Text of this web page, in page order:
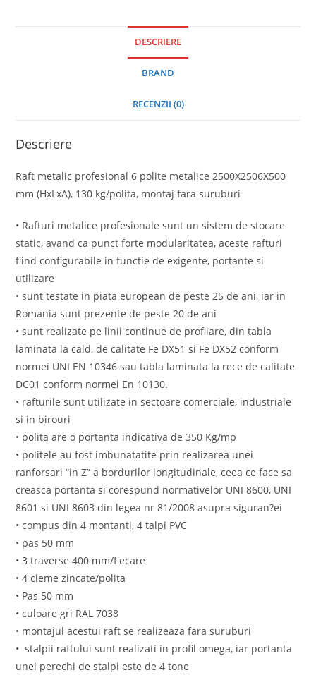
DESCRIERE
BRAND
RECENZII (0)
Descriere
Raft metalic profesional 6 polite metalice 2500X2506X500
mm (HxLxA), 130 kg/polita, montaj fara suruburi
• Rafturi metalice profesionale sunt un sistem de stocare
static, avand ca punct forte modularitatea, aceste rafturi
fiind configurabile in functie de exigente, portante si
utilizare
• sunt testate in piata european de peste 25 de ani, iar in
Romania sunt prezente de peste 20 de ani
• sunt realizate pe linii continue de profilare, din tabla
laminata la cald, de calitate Fe DX51 si Fe DX52 conform
normei UNI EN 10346 sau tabla laminata la rece de calitate
DC01 conform normei En 10130.
• rafturile sunt utilizate in sectoare comerciale, industriale
si in birouri
• polita are o portanta indicativa de 350 Kg/mp
• politele au fost imbunatatite prin realizarea unei
ranforsari “in Z” a bordurilor longitudinale, ceea ce face sa
creasca portanta si corespund normativelor UNI 8600, UNI
8601 si UNI 8603 din legea nr 81/2008 asupra siguran?ei
• compus din 4 montanti, 4 talpi PVC
• pas 50 mm
• 3 traverse 400 mm/fiecare
• 4 cleme zincate/polita
• Pas 50 mm
• culoare gri RAL 7038
• montajul acestui raft se realizeaza fara suruburi
• stalpii raftului sunt realizati in profil omega, iar portanta
unei perechi de stalpi este de 4 tone